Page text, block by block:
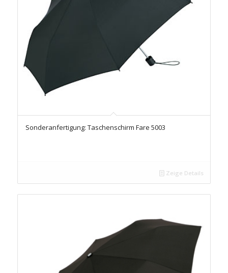
Sonderanfertigung: Taschenschirm Fare 5003
Zeige Details